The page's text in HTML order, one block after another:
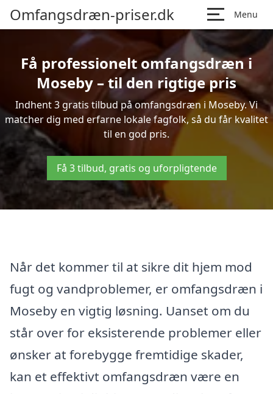
Omfangsdræn-priser.dk Menu
Få professionelt omfangsdræn i
Moseby – til den rigtige pris
Indhent 3 gratis tilbud på omfangsdræn i Moseby. Vi
matcher dig med erfarne lokale fagfolk, så du får kvalitet
til en god pris.
Få 3 tilbud, gratis og uforpligtende
Når det kommer til at sikre dit hjem mod
fugt og vandproblemer, er omfangsdræn i
Moseby en vigtig løsning. Uanset om du
står over for eksisterende problemer eller
ønsker at forebygge fremtidige skader,
kan et effektivt omfangsdræn være en